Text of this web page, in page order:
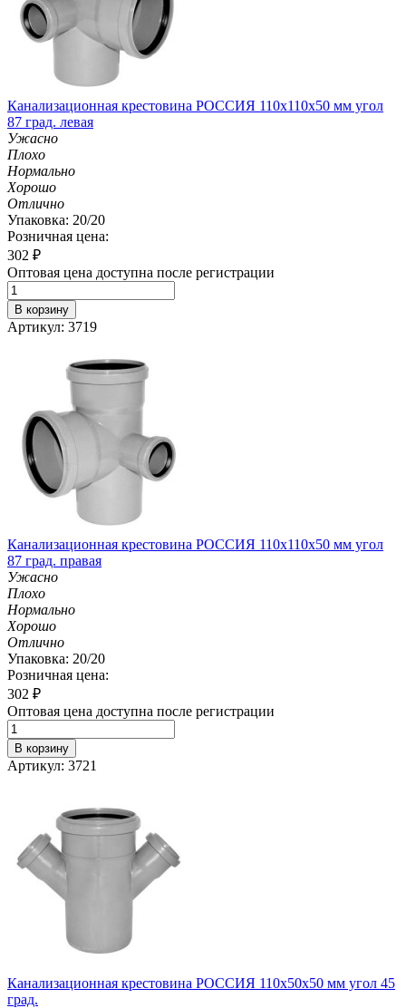
Канализационная крестовина РОССИЯ 110х110х50 мм угол
87 град. левая
Ужасно
Плохо
Нормально
Хорошо
Отлично
Упаковка: 20/20
Розничная цена:
302 ₽
Оптовая цена доступна после регистрации
В корзину
Артикул: 3719
Канализационная крестовина РОССИЯ 110х110х50 мм угол
87 град. правая
Ужасно
Плохо
Нормально
Хорошо
Отлично
Упаковка: 20/20
Розничная цена:
302 ₽
Оптовая цена доступна после регистрации
В корзину
Артикул: 3721
Канализационная крестовина РОССИЯ 110х50х50 мм угол 45
град.